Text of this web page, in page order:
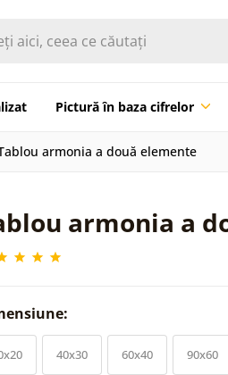
Pictură în baza cifrelor
armonia a două elemente
armonia a
40x30 60x40 90x60